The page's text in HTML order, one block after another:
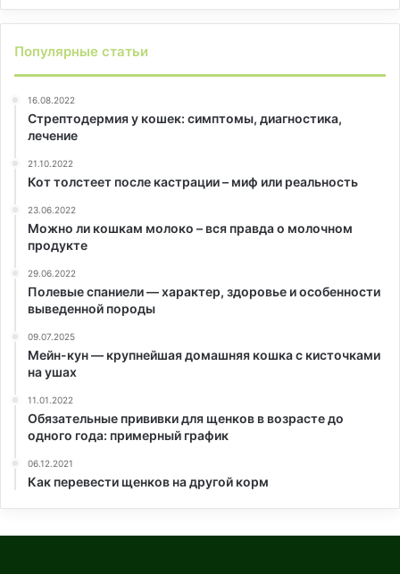
Популярные статьи
16.08.2022
Стрептодермия у кошек: симптомы, диагностика,
лечение
21.10.2022
Кот толстеет после кастрации – миф или реальность
23.06.2022
Можно ли кошкам молоко – вся правда о молочном
продукте
29.06.2022
Полевые спаниели — характер, здоровье и особенности
выведенной породы
09.07.2025
Мейн-кун — крупнейшая домашняя кошка с кисточками
на ушах
11.01.2022
Обязательные прививки для щенков в возрасте до
одного года: примерный график
06.12.2021
Как перевести щенков на другой корм